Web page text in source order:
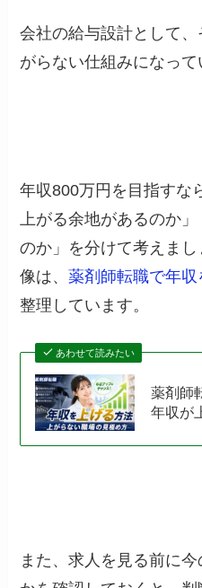
会社の給与設計として
がらない仕組みになって
年収800万円を目指すな
上がる余地があるのか
のか」を分けて考えま
像は、薬剤師転職で年
整理しています。
あわせて読みたい
薬剤師
年収が
また、求人を見る前に